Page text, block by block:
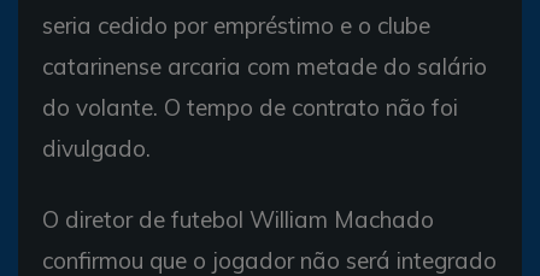
seria cedido por empréstimo e o clube
catarinense arcaria com metade do salário
do volante. O tempo de contrato não foi
divulgado.
O diretor de futebol William Machado
confirmou que o jogador não será integrado